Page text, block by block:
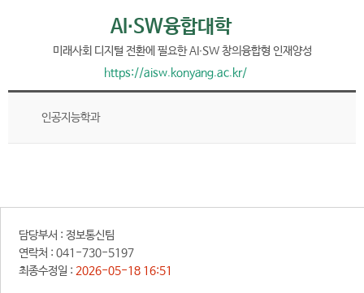
AI∙SW융합대학
미래사회 디지털 전환에 필요한 AI∙SW 창의융합형 인재양성
https://aisw.konyang.ac.kr/
인공지능학과
담당부서 : 정보통신팀
연락처 : 041-730-5197
최종수정일 : 2026-05-18 16:51